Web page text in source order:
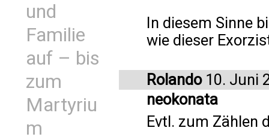
und
Familie
auf – bis
zum
Martyriu
m
In diesem Sinne
wie dieser
Rolando10. Juni
neokonata
Evtl. zum Zählen